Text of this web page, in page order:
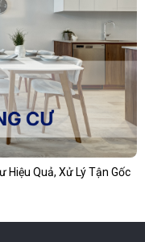
Hiệu Quả, Xử Lý Tận Gốc